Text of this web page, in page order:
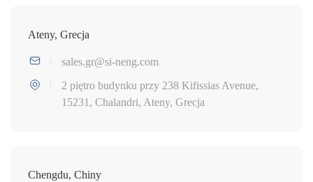
Ateny, Grecja
sales.gr@si-neng.com
2 piętro budynku przy 238 Kifissias Avenue,
15231, Chalandri, Ateny, Grecja
Chengdu, Chiny